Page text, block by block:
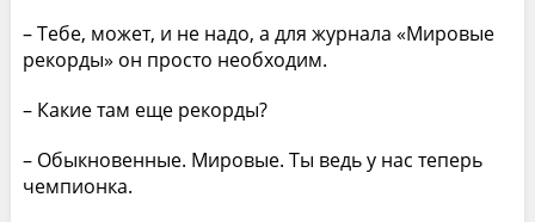
– Тебе, может, и не надо, а для журнала «Мировые
рекорды» он просто необходим.
– Какие там еще рекорды?
– Обыкновенные. Мировые. Ты ведь у нас теперь
чемпионка.